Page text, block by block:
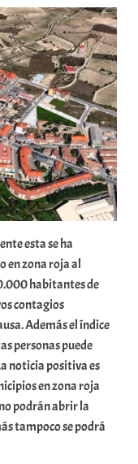
esta se ha
en zona roja al
habitantes de
contagios
Además el índice
personas puede
noticia positiva es
en zona roja
podrán abrir la
tampoco se podrá